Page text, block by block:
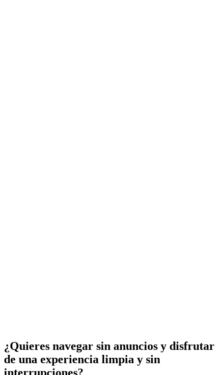
¿Quieres navegar sin anuncios y disfrutar
de una experiencia limpia y sin